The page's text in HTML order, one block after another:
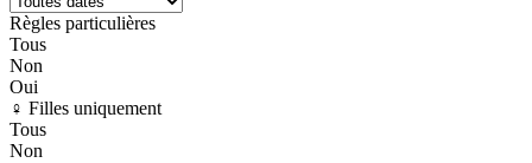
Règles particulières
Tous
Non
Oui
♀️ Filles uniquement
Tous
Non